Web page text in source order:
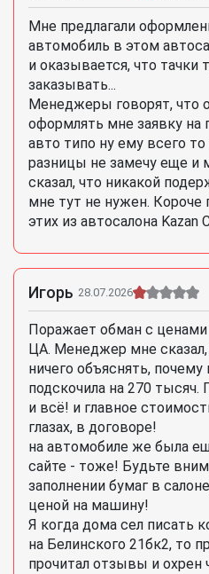
Мне предлагали
автомобиль в этом
и оказывается, что тачки
заказывать...
Менеджеры говорят, что
оформлять мне заявку на
авто типо ну ему всего
разницы не замечу еще и
сказал, что никакой
мне тут не нужен. Короче
этих из автосалона Kazan
Игорь 28.07.2026
Поражает обман с
ЦА. Менеджер мне
ничего объяснять, почему
подскочила на 270 тысяч.
и всё! и главное
глазах, в договоре!
на автомобиле же была
сайте - тоже! Будьте
заполнении бумаг в
ценой на машину!
Я когда дома сел писать
на Белинского 21бк2, то
прочитал отзывы и охрен